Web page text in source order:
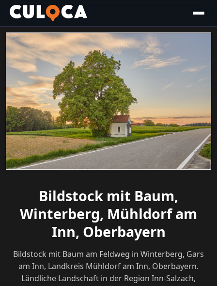
Bildstock mit Baum,
Winterberg, Mühldorf am
Inn, Oberbayern
Bildstock mit Baum am Feldweg in Winterberg, Gars
am Inn, Landkreis Mühldorf am Inn, Oberbayern.
Ländliche Landschaft in der Region Inn-Salzach,